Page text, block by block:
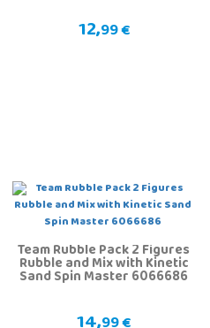
12,99 €
Team Rubble Pack 2 Figures
Rubble and Mix with Kinetic
Sand Spin Master 6066686